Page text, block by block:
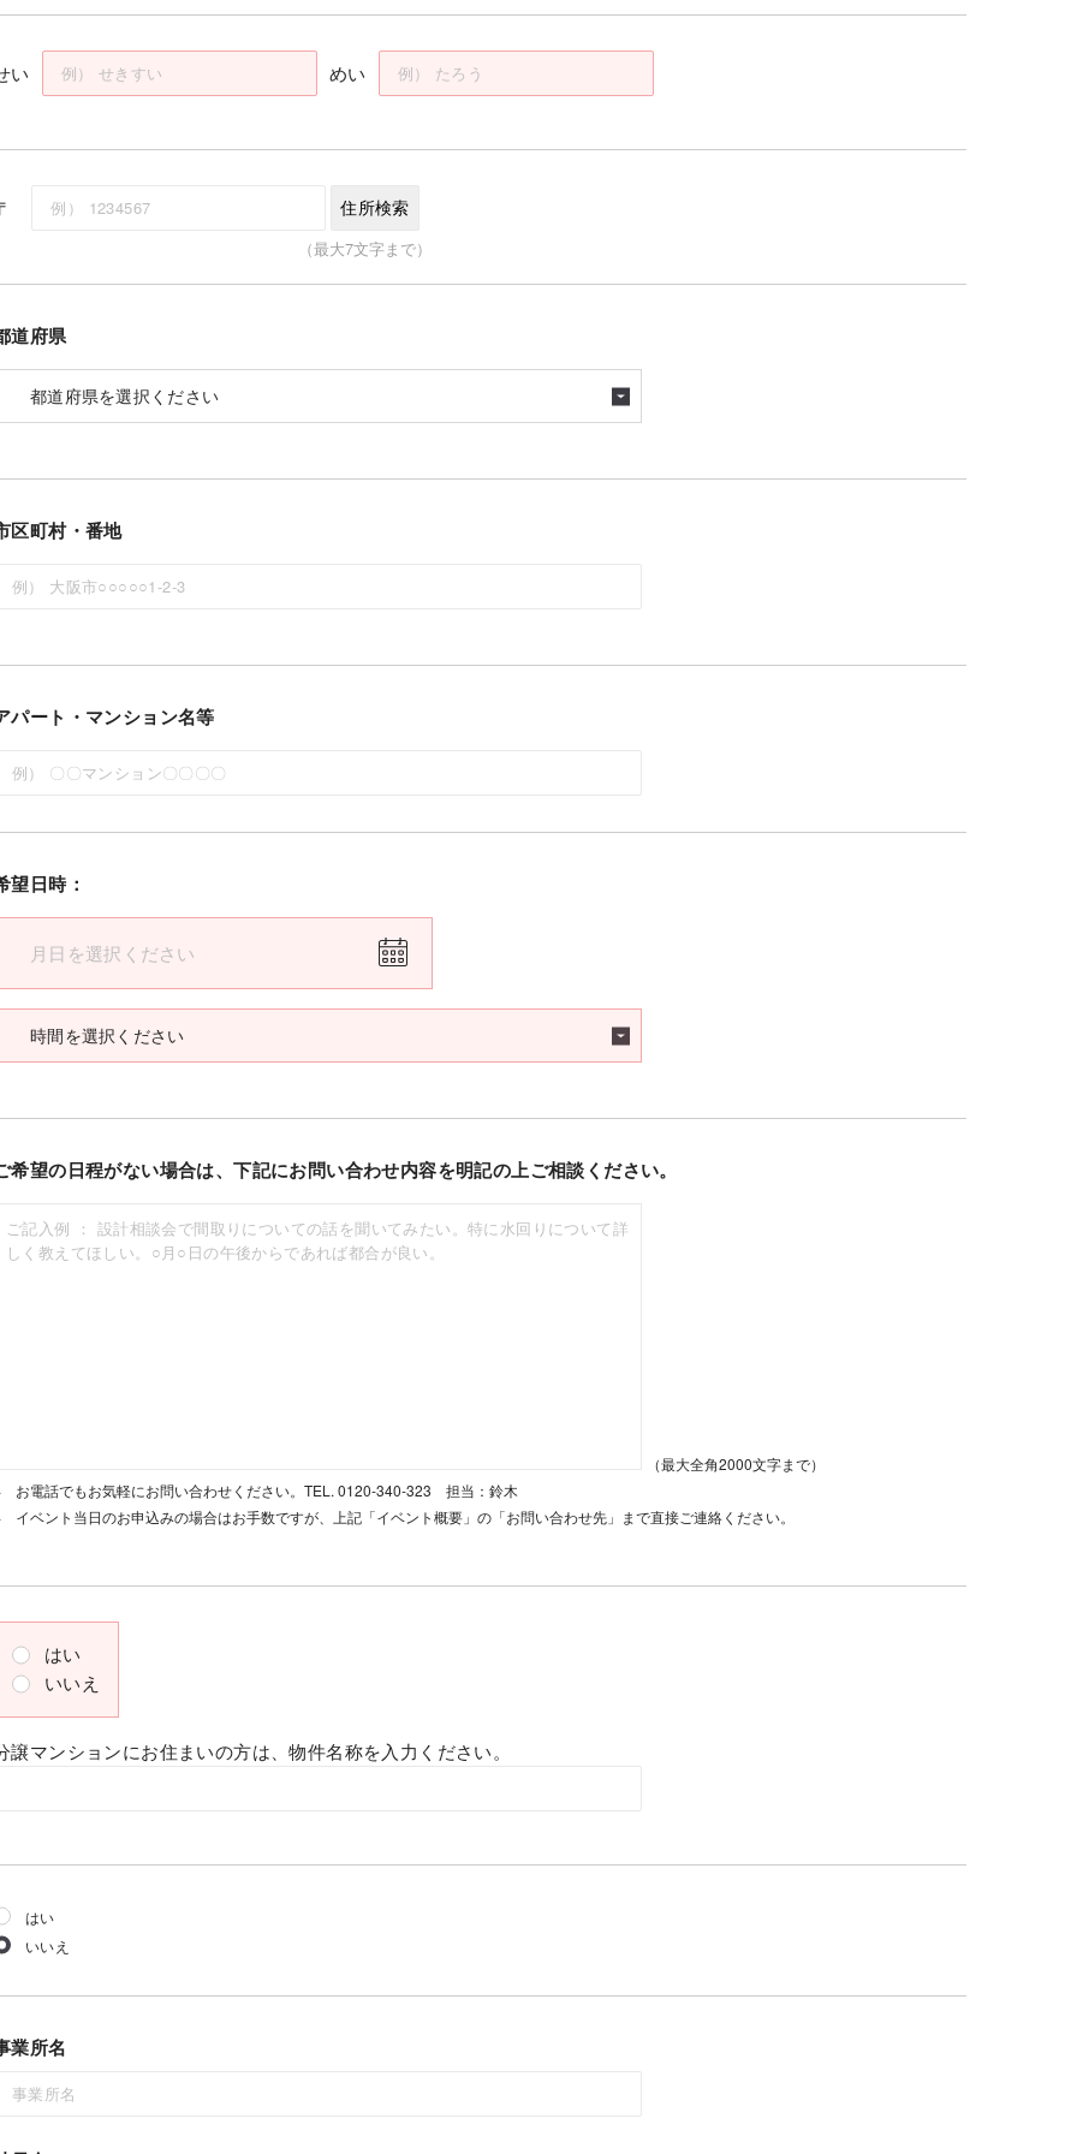
い めい
（最大7文字まで）
住所検索
道府県
区町村・番地
パート・マンション名等
望日時：
希望の日程がない場合は、下記にお問い合わせ内容を明記の上ご相談ください。
（最大全角2000文字まで）
お電話でもお気軽にお問い合わせください。TEL. 0120-340-323 担当：鈴木
イベント当日のお申込みの場合はお手数ですが、上記「イベント概要」の「お問い合わせ先」まで直接ご連絡ください。
はい
いいえ
譲マンションにお住まいの方は、物件名称を入力ください。
はい
いいえ
業所名